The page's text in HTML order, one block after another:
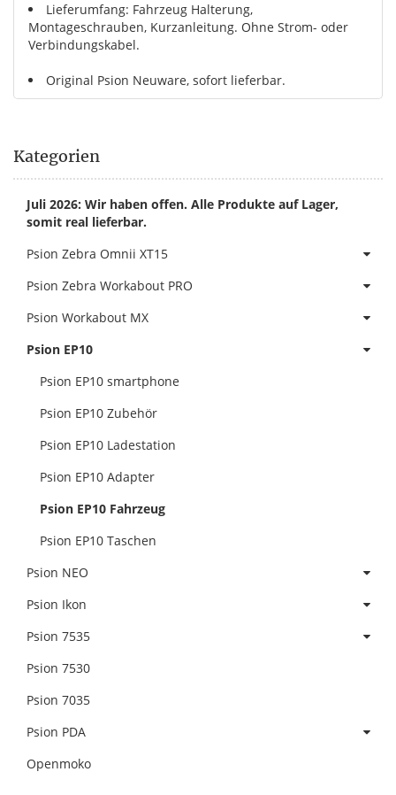
Lieferumfang: Fahrzeug Halterung,
Montageschrauben, Kurzanleitung. Ohne Strom- oder
Verbindungskabel.
Original Psion Neuware, sofort lieferbar.
Kategorien
Juli 2026: Wir haben offen. Alle Produkte auf Lager,
somit real lieferbar.
Psion Zebra Omnii XT15
Psion Zebra Workabout PRO
Psion Workabout MX
Psion EP10
Psion EP10 smartphone
Psion EP10 Zubehör
Psion EP10 Ladestation
Psion EP10 Adapter
Psion EP10 Fahrzeug
Psion EP10 Taschen
Psion NEO
Psion Ikon
Psion 7535
Psion 7530
Psion 7035
Psion PDA
Openmoko